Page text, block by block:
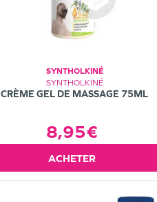
SYNTHOLKINÉ
SYNTHOLKINÉ
CRÈME GEL DE MASSAGE 75ML
8,95€
ACHETER